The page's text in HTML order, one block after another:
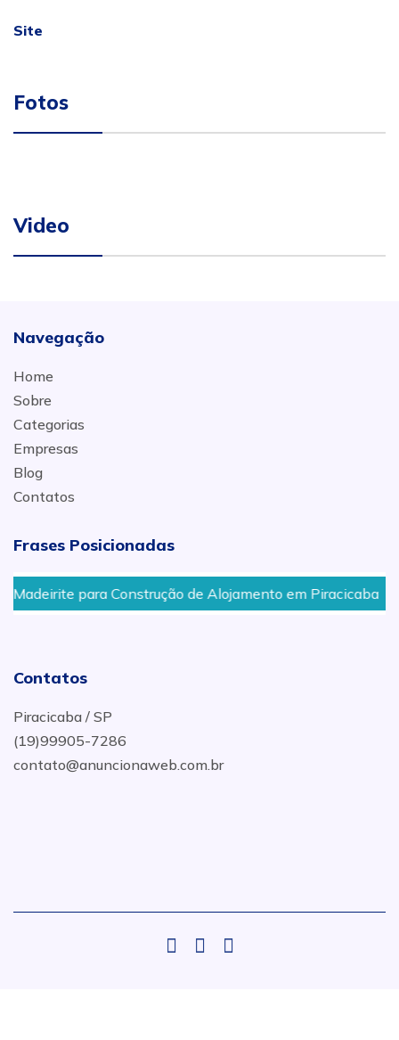
Site
Fotos
Video
Navegação
Home
Sobre
Categorias
Empresas
Blog
Contatos
Frases Posicionadas
para Construção de Alojamento em Piracicaba
Contatos
Piracicaba / SP
(19)99905-7286
contato@anuncionaweb.com.br